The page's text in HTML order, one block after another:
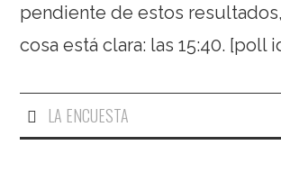
pendiente de estos
cosa está clara: las 15:40. [poll
LA ENCUESTA